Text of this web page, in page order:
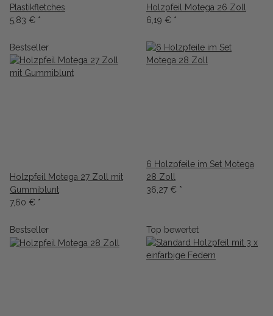
Plastikfletches
5,83 € *
Holzpfeil Motega 26 Zoll
6,19 € *
Bestseller
Holzpfeil Motega 27 Zoll mit
Gummiblunt
7,60 € *
6 Holzpfeile im Set Motega
28 Zoll
36,27 € *
Bestseller Top bewertet